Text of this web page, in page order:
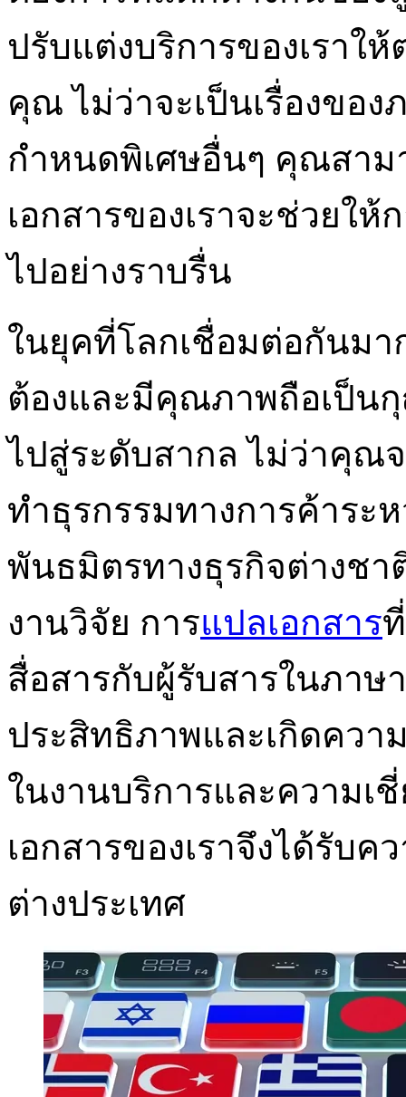
ปรับแต่งบริการของเราใ
คุณ ไม่ว่าจะเป็นเรื่องขอ
กำหนดพิเศษอื่นๆ คุณสาม
เอกสารของเราจะช่วยใ
ไปอย่างราบรื่น
ในยุคที่โลกเชื่อมต่อกันมา
ต้องและมีคุณภาพถือเป็น
ไปสู่ระดับสากล ไม่ว่าคุณ
ทำธุรกรรมทางการค้าระ
พันธมิตรทางธุรกิจต่างชา
งานวิจัย การแปลเอกสาร
สื่อสารกับผู้รับสารในภาษ
ประสิทธิภาพและเกิดควา
ในงานบริการและความเ
เอกสารของเราจึงได้รับ
ต่างประเทศ